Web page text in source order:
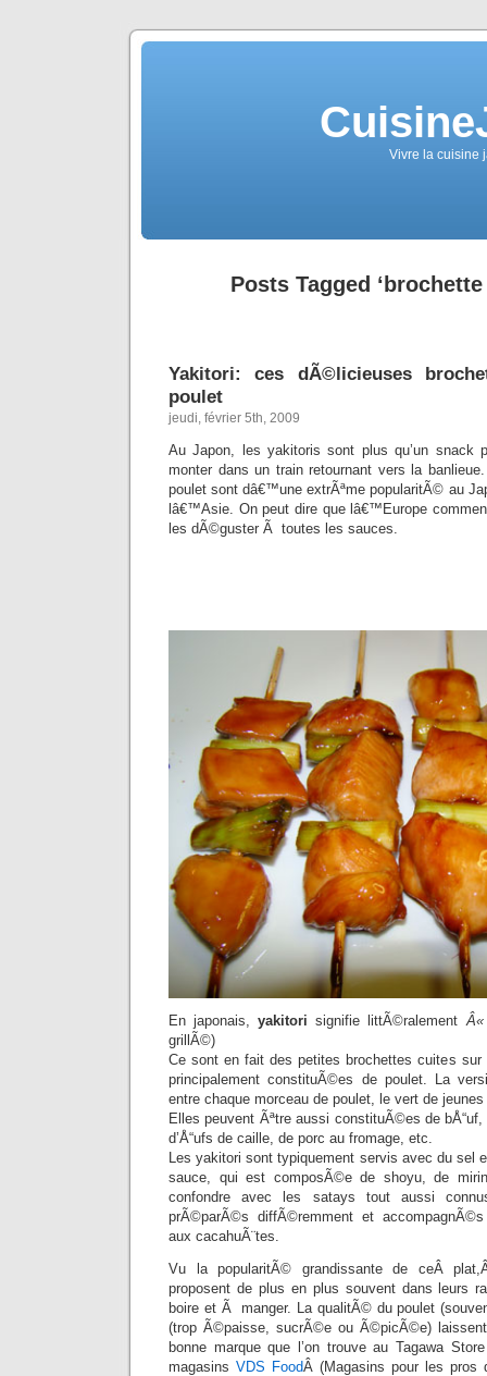
Vivre la cuisine
Posts Tagged
Yakitori: ces dÃ©licieuses
poulet
jeudi, février 5th, 2009
Au Japon, les yakitoris sont plus qu’un
monter dans un train retournant vers la
poulet sont dâ€™une extrÃªme popularitÃ© au
lâ€™Asie. On peut dire que lâ€™Europe
les dÃ©guster Ã toutes les sauces.
En japonais,yakitori signifie littÃ©ralement
grillÃ©)
Ce sont en fait des petites brochettes cuites sur
principalement constituÃ©es de poulet. La
entre chaque morceau de poulet, le vert de
Elles peuvent Ãªtre aussi constituÃ©es de
d’Å“ufs de caille, de porc au fromage, etc.
Les yakitori sont typiquement servis avec du sel
sauce, qui est composÃ©e de shoyu, de
confondre avec les satays tout aussi
prÃ©parÃ©s diffÃ©remment et
aux cacahuÃ¨tes.
Vu la popularitÃ© grandissante de ceÂ
proposent de plus en plus souvent dans leurs
boire et Ã manger. La qualitÃ© du poulet
(trop Ã©paisse, sucrÃ©e ou Ã©picÃ©e)
bonne marque que l’on trouve au Tagawa
magasins VDS FoodÂ (Magasins pour les pros